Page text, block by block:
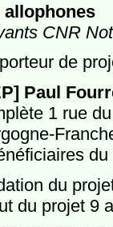
CNR
de
Paul
1 rue
du
du
du projet 9